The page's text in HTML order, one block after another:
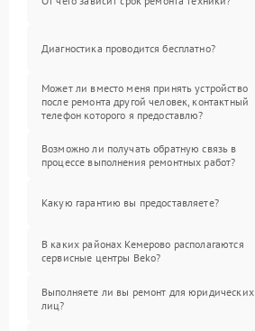
Диагностика проводится бесплатно?
Может ли вместо меня принять устройство
после ремонта другой человек, контактный
телефон которого я предоставлю?
Возможно ли получать обратную связь в
процессе выполнения ремонтных работ?
Какую гарантию вы предоставляете?
В каких районах Кемерово располагаются
сервисные центры Beko?
Выполняете ли вы ремонт для юридических
лиц?